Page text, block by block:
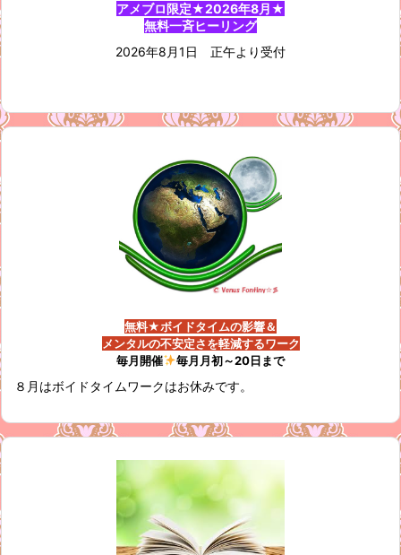
アメブロ限定★2026年8月★
無料一斉ヒーリング
2026年8月1日 正午より受付
無料★ボイドタイムの影響＆
メンタルの不安定さを軽減するワーク
毎月開催
毎月月初～20日まで
８月はボイドタイムワークはお休みです。